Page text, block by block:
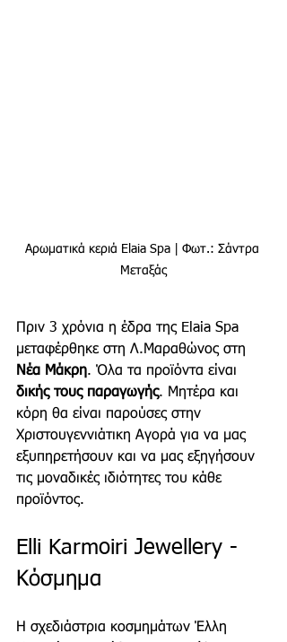
Αρωματικά κεριά Elaia Spa | Φωτ.: Σάντρα
Μεταξάς
Πριν 3 χρόνια η έδρα της Elaia Spa
μεταφέρθηκε στη Λ.Μαραθώνος στη
Νέα Μάκρη. Όλα τα προϊόντα είναι
δικής τους παραγωγής. Μητέρα και
κόρη θα είναι παρούσες στην
Χριστουγεννιάτικη Αγορά για να μας
εξυπηρετήσουν και να μας εξηγήσουν
τις μοναδικές ιδιότητες του κάθε
προϊόντος.
Elli Karmoiri Jewellery -
Κόσμημα
Η σχεδιάστρια κοσμημάτων Έλλη